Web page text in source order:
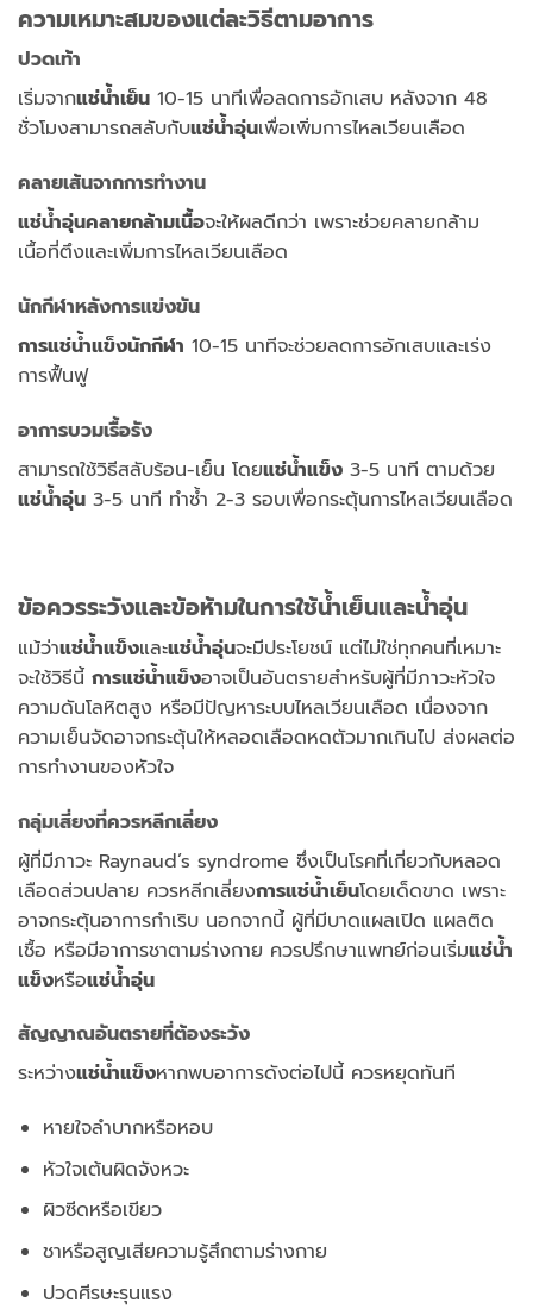
ความเหมาะสมของแต่ละวิธีตามอาการ
ปวดเท้า
เริ่มจากแช่น้ำเย็น 10-15 นาทีเพื่อลดการอักเสบ หลังจาก 48
ชั่วโมงสามารถสลับกับแช่น้ำอุ่นเพื่อเพิ่มการไหลเวียนเลือด
คลายเส้นจากการทำงาน
แช่น้ำอุ่นคลายกล้ามเนื้อจะให้ผลดีกว่า เพราะช่วยคลายกล้าม
เนื้อที่ตึงและเพิ่มการไหลเวียนเลือด
นักกีฬาหลังการแข่งขัน
การแช่น้ำแข็งนักกีฬา 10-15 นาทีจะช่วยลดการอักเสบและเร่ง
การฟื้นฟู
อาการบวมเรื้อรัง
สามารถใช้วิธีสลับร้อน-เย็น โดยแช่น้ำแข็ง 3-5 นาที ตามด้วย
แช่น้ำอุ่น 3-5 นาที ทำซ้ำ 2-3 รอบเพื่อกระตุ้นการไหลเวียนเลือด
ข้อควรระวังและข้อห้ามในการใช้น้ำเย็นและน้ำอุ่น
แม้ว่าแช่น้ำแข็งและแช่น้ำอุ่นจะมีประโยชน์ แต่ไม่ใช่ทุกคนที่เหมาะ
จะใช้วิธีนี้ การแช่น้ำแข็งอาจเป็นอันตรายสำหรับผู้ที่มีภาวะหัวใจ
ความดันโลหิตสูง หรือมีปัญหาระบบไหลเวียนเลือด เนื่องจาก
ความเย็นจัดอาจกระตุ้นให้หลอดเลือดหดตัวมากเกินไป ส่งผลต่อ
การทำงานของหัวใจ
กลุ่มเสี่ยงที่ควรหลีกเลี่ยง
ผู้ที่มีภาวะ Raynaud’s syndrome ซึ่งเป็นโรคที่เกี่ยวกับหลอด
เลือดส่วนปลาย ควรหลีกเลี่ยงการแช่น้ำเย็นโดยเด็ดขาด เพราะ
อาจกระตุ้นอาการกำเริบ นอกจากนี้ ผู้ที่มีบาดแผลเปิด แผลติด
เชื้อ หรือมีอาการชาตามร่างกาย ควรปรึกษาแพทย์ก่อนเริ่มแช่น้ำ
แข็งหรือแช่น้ำอุ่น
สัญญาณอันตรายที่ต้องระวัง
ระหว่างแช่น้ำแข็งหากพบอาการดังต่อไปนี้ ควรหยุดทันที
หายใจลำบากหรือหอบ
หัวใจเต้นผิดจังหวะ
ผิวซีดหรือเขียว
ชาหรือสูญเสียความรู้สึกตามร่างกาย
ปวดศีรษะรุนแรง